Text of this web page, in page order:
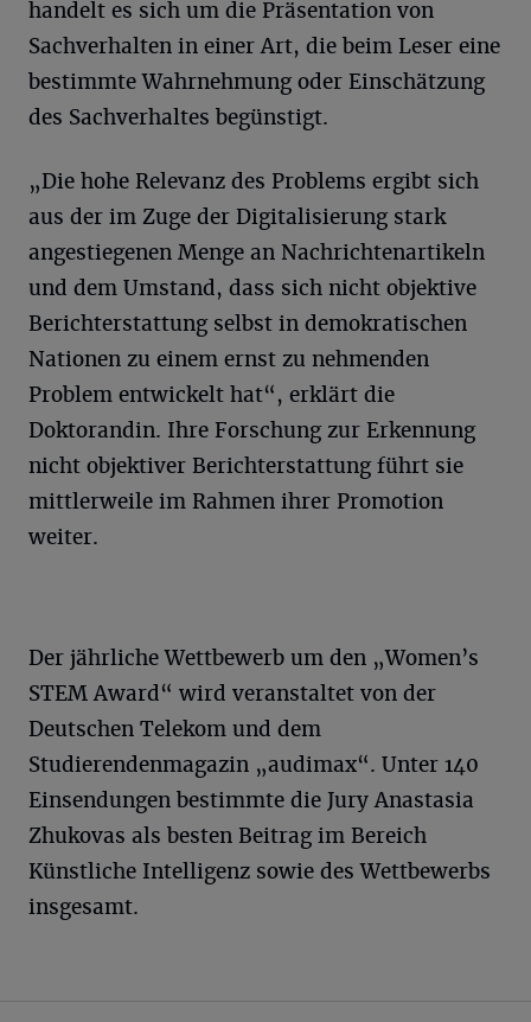
handelt es sich um die Präsentation von
Sachverhalten in einer Art, die beim Leser eine
bestimmte Wahrnehmung oder Einschätzung
des Sachverhaltes begünstigt.
„Die hohe Relevanz des Problems ergibt sich
aus der im Zuge der Digitalisierung stark
angestiegenen Menge an Nachrichtenartikeln
und dem Umstand, dass sich nicht objektive
Berichterstattung selbst in demokratischen
Nationen zu einem ernst zu nehmenden
Problem entwickelt hat“, erklärt die
Doktorandin. Ihre Forschung zur Erkennung
nicht objektiver Berichterstattung führt sie
mittlerweile im Rahmen ihrer Promotion
weiter.
Der jährliche Wettbewerb um den „Women’s
STEM Award“ wird veranstaltet von der
Deutschen Telekom und dem
Studierendenmagazin „audimax“. Unter 140
Einsendungen bestimmte die Jury Anastasia
Zhukovas als besten Beitrag im Bereich
Künstliche Intelligenz sowie des Wettbewerbs
insgesamt.